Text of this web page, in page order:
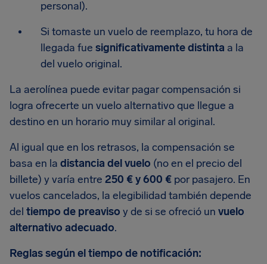
personal).
Si tomaste un vuelo de reemplazo, tu hora de
llegada fue significativamente distinta a la
del vuelo original.
La aerolínea puede evitar pagar compensación si
logra ofrecerte un vuelo alternativo que llegue a
destino en un horario muy similar al original.
Al igual que en los retrasos, la compensación se
basa en la distancia del vuelo (no en el precio del
billete) y varía entre 250 € y 600 € por pasajero. En
vuelos cancelados, la elegibilidad también depende
del tiempo de preaviso y de si se ofreció un vuelo
alternativo adecuado.
Reglas según el tiempo de notificación: